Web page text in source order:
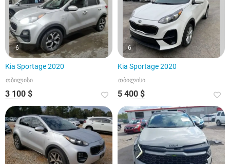
6
Kia Sportage 2020
თბილისი
3 100 $
6
Kia Sportage 2020
თბილისი
5 400 $